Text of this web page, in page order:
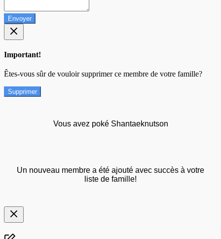
Envoyer
Important!
Êtes-vous sûr de vouloir supprimer ce membre de votre famille?
Supprimer
Vous avez poké Shantaeknutson
Un nouveau membre a été ajouté avec succès à votre
liste de famille!